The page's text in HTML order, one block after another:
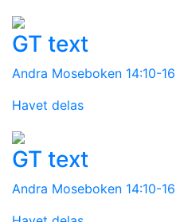
GT text
Andra Moseboken 14:10-16
Havet delas
GT text
Andra Moseboken 14:10-16